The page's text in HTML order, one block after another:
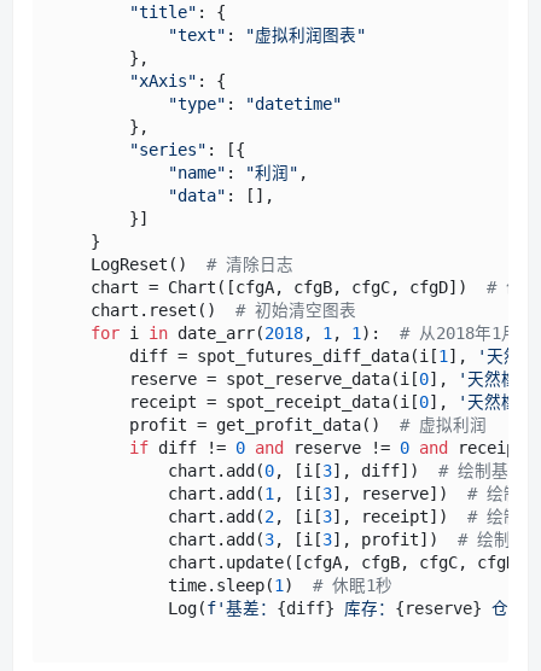
"title" : {
"text" :
"虚拟利润图表"
        },
"xAxis" : {
"type" :
"datetime"
        },
"series" : [{
"name" : "利润" ,
"data" : [],
        }]
    }
    LogReset()
# 清除日志
    chart = Chart([cfgA, cfgB, cfgC, cfgD])
# 创
    chart.reset()
# 初始清空图表
for i in date_arr(2018, 1 , 1 ): # 从2018年1月1
        diff = spot_futures_diff_data(i[
1 ],
'天然
        reserve = spot_reserve_data(i[
0],
'天然橡
        receipt = spot_receipt_data(i[
0],
'天然橡
        profit = get_profit_data()
# 虚拟利润
if diff != 0 and reserve != 0 and
receipt
            chart.add(
0, [i[3], diff]) # 绘制基差
            chart.add(
1 , [i[3], reserve]) # 绘制库
            chart.add(
2, [i[3], receipt]) # 绘制仓
            chart.add(
3, [i[3], profit]) # 绘制虚
chart.update([cfgA, cfgB, cfgC,
            time.sleep(
1 ) # 休眠1秒
            Log(
f'基差： {diff} 库存： {reserve} 仓单：